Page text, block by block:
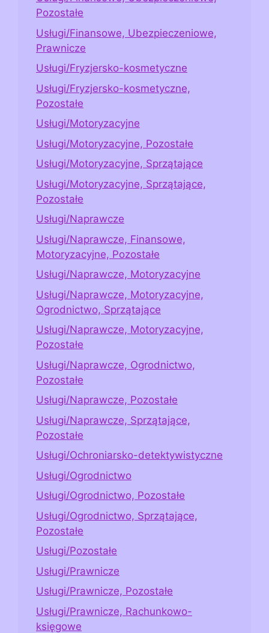
Pozostałe
Usługi/Finansowe, Ubezpieczeniowe,
Prawnicze
Usługi/Fryzjersko-kosmetyczne
Usługi/Fryzjersko-kosmetyczne,
Pozostałe
Usługi/Motoryzacyjne
Usługi/Motoryzacyjne, Pozostałe
Usługi/Motoryzacyjne, Sprzątające
Usługi/Motoryzacyjne, Sprzątające,
Pozostałe
Usługi/Naprawcze
Usługi/Naprawcze, Finansowe,
Motoryzacyjne, Pozostałe
Usługi/Naprawcze, Motoryzacyjne
Usługi/Naprawcze, Motoryzacyjne,
Ogrodnictwo, Sprzątające
Usługi/Naprawcze, Motoryzacyjne,
Pozostałe
Usługi/Naprawcze, Ogrodnictwo,
Pozostałe
Usługi/Naprawcze, Pozostałe
Usługi/Naprawcze, Sprzątające,
Pozostałe
Usługi/Ochroniarsko-detektywistyczne
Usługi/Ogrodnictwo
Usługi/Ogrodnictwo, Pozostałe
Usługi/Ogrodnictwo, Sprzątające,
Pozostałe
Usługi/Pozostałe
Usługi/Prawnicze
Usługi/Prawnicze, Pozostałe
Usługi/Prawnicze, Rachunkowo-
księgowe